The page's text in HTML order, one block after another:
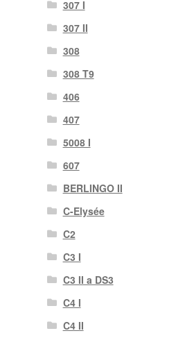
307 I
307 II
308
308 T9
406
407
5008 I
607
BERLINGO II
C-Elysée
C2
C3 I
C3 II a DS3
C4 I
C4 II